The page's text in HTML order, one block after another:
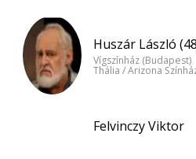
Huszár László
Vígszínház (Budapest)
Thália / Arizona
Felvinczy Viktor